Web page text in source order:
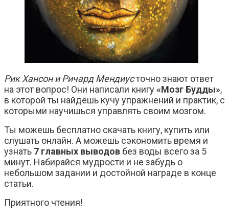
Рик Хансон и Ричард Мендиусточно знают ответ
на этот вопрос! Они написали книгу«Мозг Будды»,
в которой ты найдёшь кучу упражнений и практик, с
которыми научишься управлять своим мозгом.
Ты можешь бесплатно скачать книгу, купить или
слушать онлайн. А можешь сэкономить время и
узнать 7 главных выводов без воды всего за 5
минут. Набирайся мудрости и не забудь о
небольшом задании и достойной награде в конце
статьи.
Приятного чтения!